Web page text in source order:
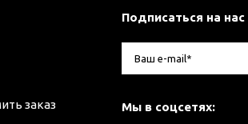
заказ
Подписаться на нас
Мы в соцсетях: